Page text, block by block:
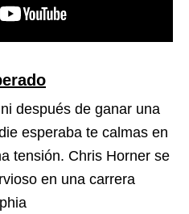
después de ganar una
esperaba te calmas en
tensión. Chris Horner se
en una carrera